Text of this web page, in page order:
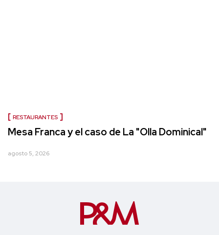
RESTAURANTES
Mesa Franca y el caso de La "Olla Dominical"
agosto 5, 2026